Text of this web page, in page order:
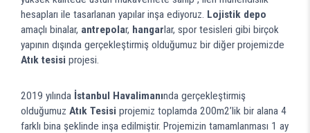
hesapları ile tasarlanan yapılar inşa ediyoruz. Lojistik depo
amaçlı binalar, antrepolar, hangarlar, spor tesisleri gibi birçok
yapının dışında gerçekleştirmiş olduğumuz bir diğer projemizde
Atık tesisi projesi.
2019 yılında İstanbul Havalimanında gerçekleştirmiş
olduğumuz Atık Tesisi projemiz toplamda 200m2’lik bir alana 4
farklı bina şeklinde inşa edilmiştir. Projemizin tamamlanması 1 ay